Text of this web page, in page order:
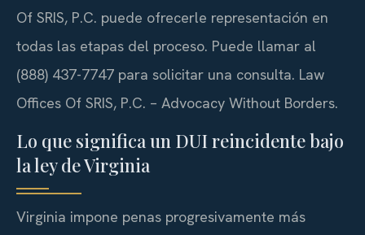
Of SRIS, P.C. puede ofrecerle representación en
todas las etapas del proceso. Puede llamar al
(888) 437-7747 para solicitar una consulta. Law
Offices Of SRIS, P.C. – Advocacy Without Borders.
Lo que significa un DUI reincidente bajo
la ley de Virginia
Virginia impone penas progresivamente más